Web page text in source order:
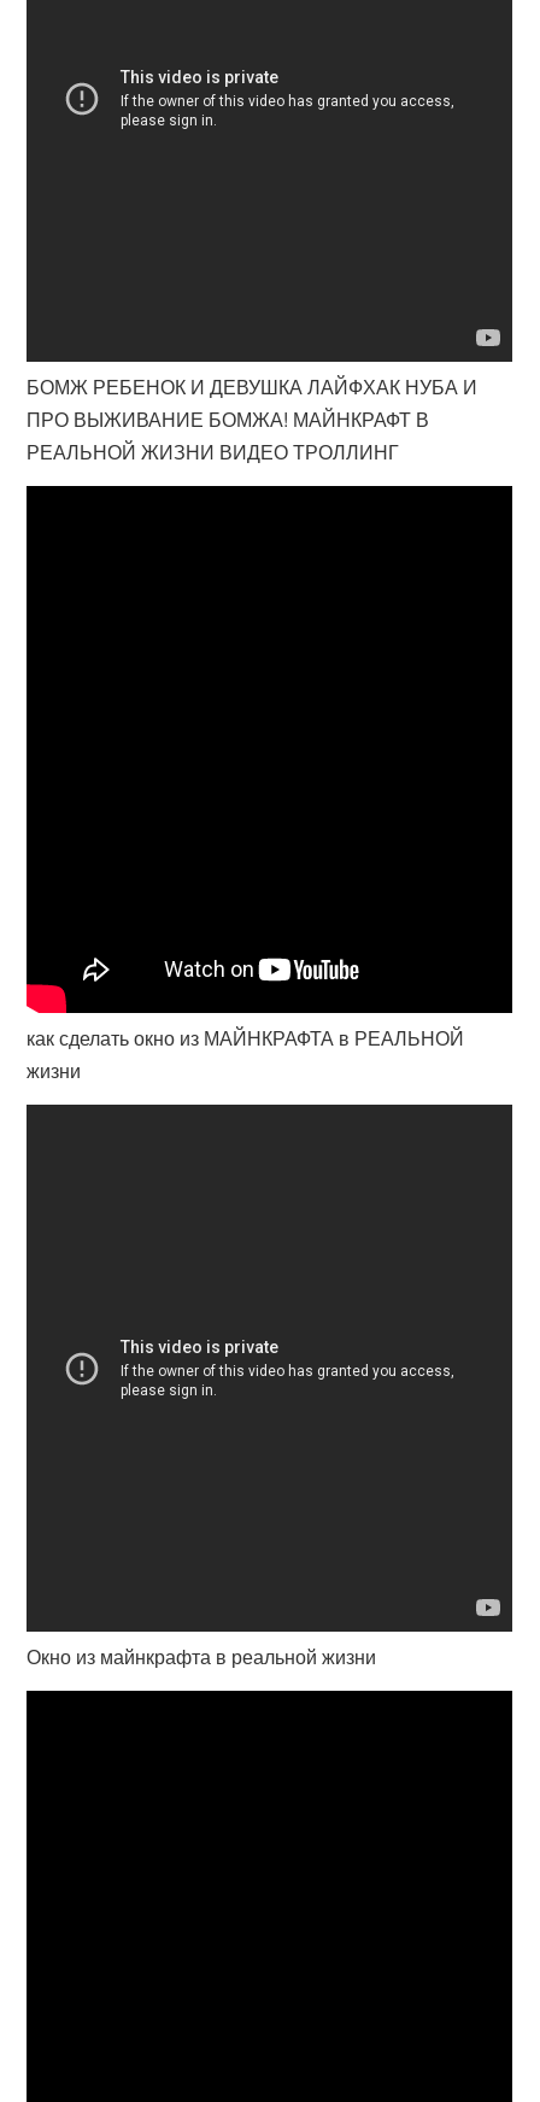
БОМЖ РЕБЕНОК И ДЕВУШКА ЛАЙФХАК НУБА И
ПРО ВЫЖИВАНИЕ БОМЖА! МАЙНКРАФТ В
РЕАЛЬНОЙ ЖИЗНИ ВИДЕО ТРОЛЛИНГ
как сделать окно из МАЙНКРАФТА в РЕАЛЬНОЙ
жизни
Окно из майнкрафта в реальной жизни